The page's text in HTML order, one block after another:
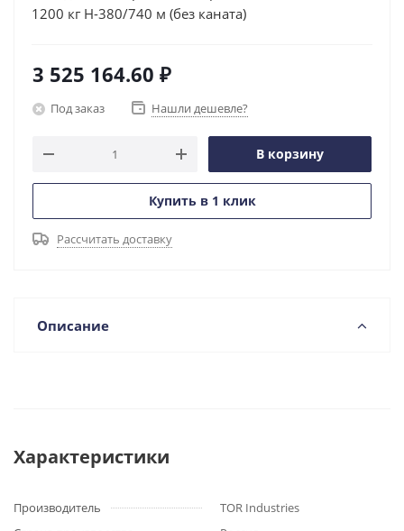
1200 кг H-380/740 м (без каната)
3 525 164.60 ₽
Под заказ Нашли дешевле?
В корзину
Купить в 1 клик
Рассчитать доставку
Описание
Характеристики
Производитель
TOR Industries